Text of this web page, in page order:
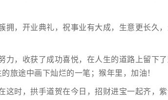
拥，开业典礼，祝事业有大成，生意更长久
力，收获了成功喜悦，在人生的道路上留下
旅途中画下灿烂的一笔；猴年里，加油！
这时，拱手道贺在今日，招财进宝一起齐，